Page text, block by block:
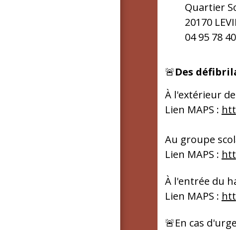
Quartier
20170
04 95 78
🚨Des
À l'extérieur
Lien MAPS :
Au groupe
Lien MAPS :
À l'entrée du
Lien MAPS :
🚨En cas